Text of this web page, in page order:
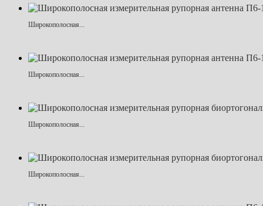
Широкополосная...
Широкополосная...
Широкополосная...
Широкополосная...